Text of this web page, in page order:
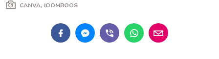
CANVA, JOOMBOOS